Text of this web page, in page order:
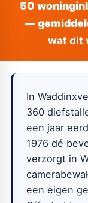
50
—
wat dit
In
360
een jaar
1976 dé
verzorgt in
een eigen